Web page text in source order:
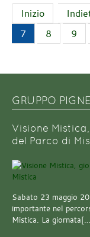
Inizio
7
8 9
GRUPPO
Visione
del Parco di
Sabato 23 maggio
importante nel
Mistica. La